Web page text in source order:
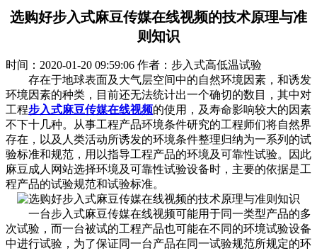
选购好步入式麻豆传媒在线视频的技术原理与准
则知识
时间：2020-01-20 09:59:06 作者：步入式高低温试验
存在于地球表面及大气层空间中的自然环境因素，和诱发
环境因素的种类，目前还无法统计出一个确切的数目，其中对
工程步入式麻豆传媒在线视频的使用，及寿命影响较大的因素
不下十几种。从事工程产品环境条件研究的工程师们将自然界
存在，以及人类活动所诱发的环境条件整理归纳为一系列的试
验标准和规范，用以指导工程产品的环境及可靠性试验。因此
麻豆成人网站选择环境及可靠性试验设备时，主要的依据是工
程产品的试验规范和试验标准。
一台步入式麻豆传媒在线视频可能用于同一类型产品的多
次试验，而一台被试的工程产品也可能在不同的环境试验设备
中进行试验，为了保证同一台产品在同一试验规范所规定的环